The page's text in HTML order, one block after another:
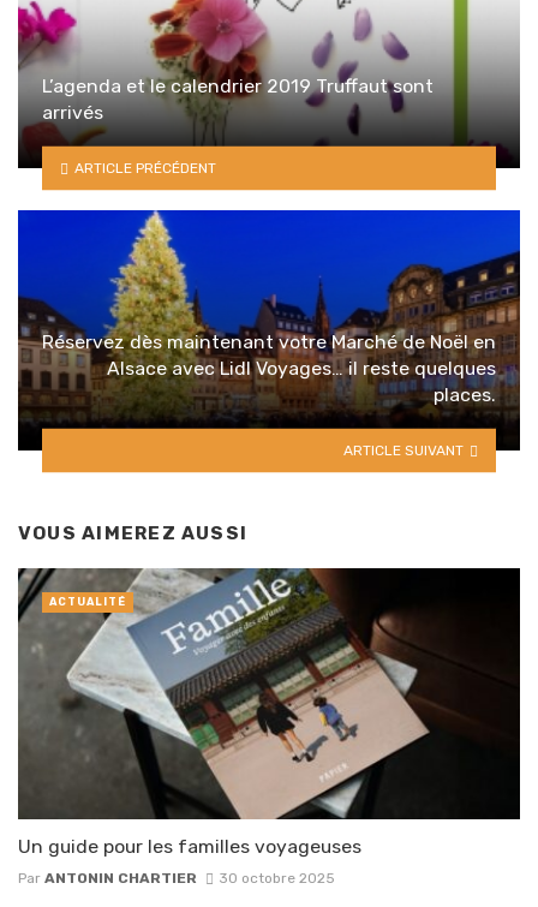
L’agenda et le calendrier 2019 Truffaut sont
arrivés
ARTICLE PRÉCÉDENT
Réservez dès maintenant votre Marché de Noël en
Alsace avec Lidl Voyages… il reste quelques
places.
ARTICLE SUIVANT
VOUS AIMEREZ AUSSI
Un guide pour les familles voyageuses
Par ANTONIN CHARTIER 30 octobre 2025
ACTUALITÉ